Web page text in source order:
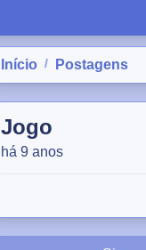
Início / Postagens
Jogo
há 9 anos